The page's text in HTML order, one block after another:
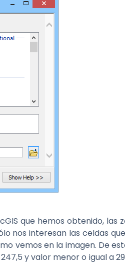
que hemos obtenido, las
nos interesan las celdas
vemos en la imagen. De
y valor menor o igual a